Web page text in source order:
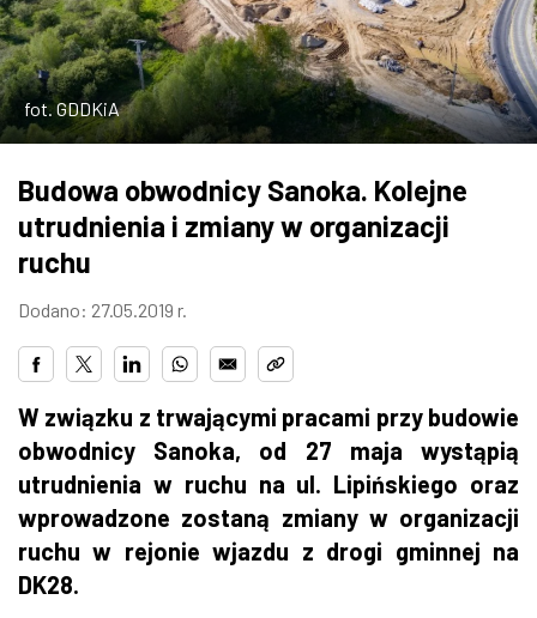
GASTRONOMIA
ZDJĘCIA
W RZESZOWIE
fot. GDDKiA
Budowa obwodnicy Sanoka. Kolejne
utrudnienia i zmiany w organizacji
ruchu
Dodano: 27.05.2019 r.
W związku z trwającymi pracami przy budowie
obwodnicy Sanoka, od 27 maja wystąpią
utrudnienia w ruchu na ul. Lipińskiego oraz
wprowadzone zostaną zmiany w organizacji
ruchu w rejonie wjazdu z drogi gminnej na
DK28.